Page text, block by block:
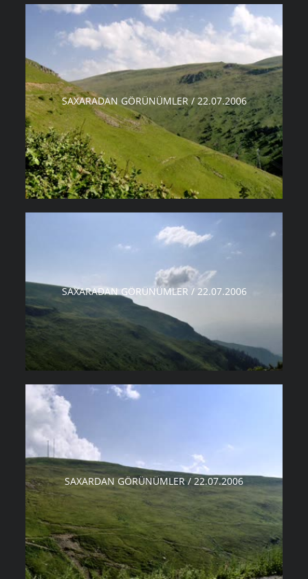
SAXARADAN GÖRÜNÜMLER / 22.07.2006
SAXARADAN GÖRÜNÜMLER / 22.07.2006
SAXARDAN GÖRÜNÜMLER / 22.07.2006